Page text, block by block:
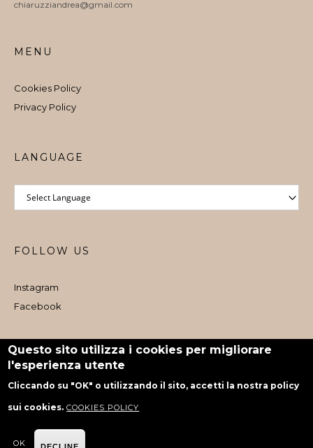
chiaruzziandrea@gmail.com
FOLLOW US
Instagram
Facebook
LANGUAGE
MENU
Cookies Policy
Privacy Policy
Iscritto al Registro e-commerce al dettaglio nr. 1073 dal 06/08/2024
powered by Rubiko
Questo sito utilizza i cookies per migliorare
l'esperienza utente
Cliccando su "OK" o utilizzando il sito, accetti la nostra policy
sui cookies. COOKIES POLICY
OK